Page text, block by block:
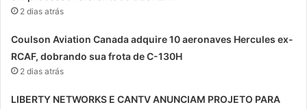
2 dias atrás
Coulson Aviation Canada adquire 10 aeronaves Hercules ex-
RCAF, dobrando sua frota de C-130H
2 dias atrás
LIBERTY NETWORKS E CANTV ANUNCIAM PROJETO PARA